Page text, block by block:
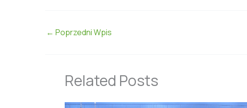
← Poprzedni Wpis
Related Posts